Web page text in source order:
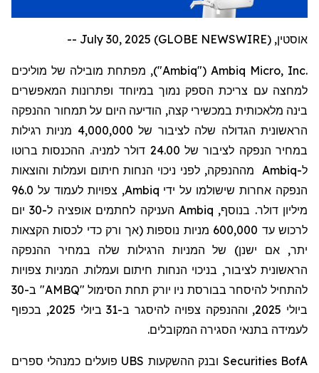
אוסטין, July 30, 2025 (GLOBE NEWSWIRE) --
Ambiq Micro, Inc.
("
Ambiq
"), מפתחת מובילה של מוליכים
למחצה עם צריכת הספק נמוך במיוחד ופתרונות המאפשרים
בינה מלאכותית במכשירי קצה, הודיעה היום על תמחור ההנפקה
הראשונית הגדולה שלה לציבור של 4,000,000 מניות רגילות
במחיר הנפקה לציבור של 24.00 דולר למניה. ההכנסות ברוטו
ל-Ambiq מההנפקה, לפני ניכוי הנחות חיתום ועמלות והוצאות
הנפקה אחרות שישולמו על ידי Ambiq
, צפויות לעמוד על 96.0
מיליון דולר. בנוסף, Ambiq
העניקה לחתמים אופציה ל-30 יום
לרכוש עד 600,000 מניות נוספות (אך ורק כדי לכסות הקצאות
יתר, אם ישנן) של המניות הרגילות שלה במחיר ההנפקה
הראשונית לציבור, בניכוי הנחות חיתום ועמלות. המניות צפויות
להתחיל להיסחר בבורסת ניו יורק תחת הסימול "AMBQ" ב-30
ביולי 2025, וההנפקה צפויה להיסגר ב-31 ביולי 2025, בכפוף
לעמידה בתנאי הסגירה המקובלים.
BofA
Securities
ובנק ההשקעות UBS פועלים כמנהלי ספרים